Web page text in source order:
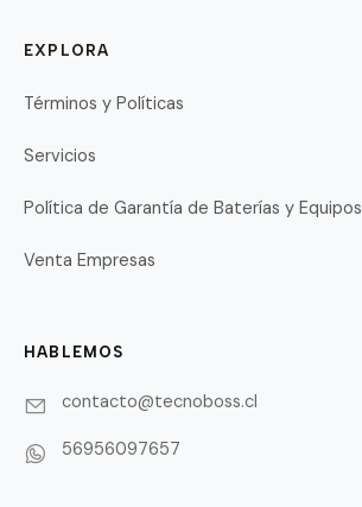
EXPLORA
Términos y Políticas
Servicios
Política de Garantía de Baterías y Equipos
Venta Empresas
HABLEMOS
contacto@tecnoboss.cl
56956097657